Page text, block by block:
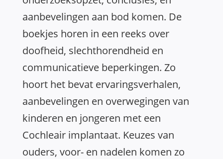
aanbevelingen aan bod komen. De
boekjes horen in een reeks over
doofheid, slechthorendheid en
communicatieve beperkingen. Zo
hoort het bevat ervaringsverhalen,
aanbevelingen en overwegingen van
kinderen en jongeren met een
Cochleair implantaat. Keuzes van
ouders, voor- en nadelen komen zo